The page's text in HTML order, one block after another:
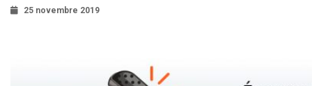
25 novembre 2019